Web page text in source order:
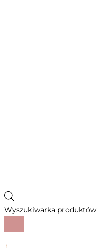
Wyszukiwarka produktów